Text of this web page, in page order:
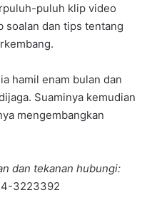
puluh klip video
soalan dan tips tentang
hamil enam bulan dan
Suaminya kemudian
mengembangkan
dan tekanan hubungi:
3223392